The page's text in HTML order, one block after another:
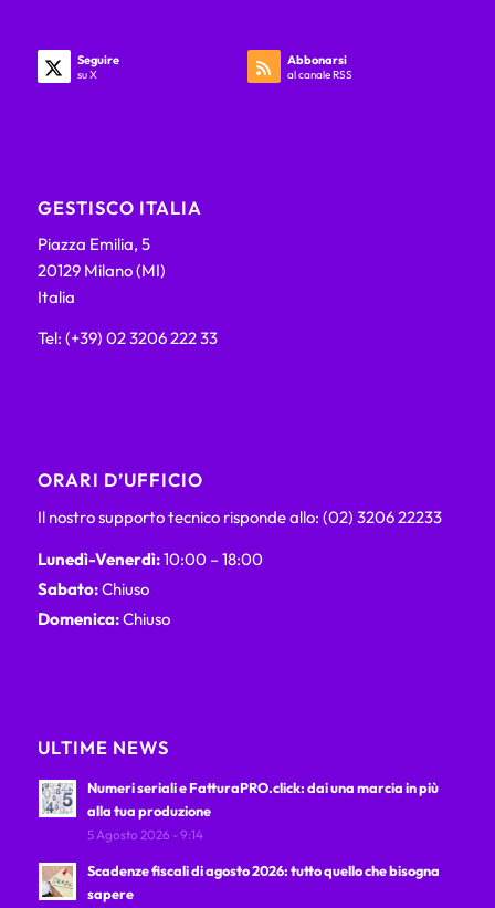
Seguire
su X
Abbonarsi
al canale RSS
GESTISCO ITALIA
Piazza Emilia, 5
20129 Milano (MI)
Italia
Tel: (+39) 02 3206 222 33
ORARI D’UFFICIO
Il nostro supporto tecnico risponde allo: (02) 3206 22233
Lunedì-Venerdì:10:00 – 18:00
Sabato:Chiuso
Domenica:Chiuso
ULTIME NEWS
Numeri seriali e FatturaPRO.click: dai una marcia in più
alla tua produzione
5 Agosto 2026 - 9:14
Scadenze fiscali di agosto 2026: tutto quello che bisogna
sapere